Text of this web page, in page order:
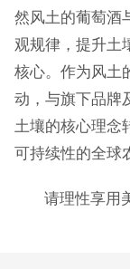
然风土的葡萄酒
观规律，提升土
核心。作为风土
动，与旗下品牌
土壤的核心理念
可持续性的全球
请理性享用